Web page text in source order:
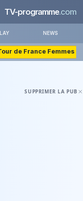
TV-programme.com
NEWS
de France Femmes
SUPPRIMER LA PUB